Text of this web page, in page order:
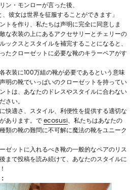
ン・モンローが言った後、
、彼女は世界を征服することができます」
トを作り、私たちは声明に完全に同意しま
な衣装の上にあるアクセサリーとチェリーの
ックスとスタイルを補完することになると、
たクローゼットに必要な靴のキラーペアがす
衣装に100万組の靴が必要であるという意味
明の靴でいっぱいのクローゼットを持ってい
トは、あなたのドレスやスタイルに合わない
さい。
快適さ、スタイル、利便性を提供する適切な
あります。でecosusi、私たちはあなたの
類の靴の難問に不可解に魔法の靴をユニーク
ゼットに入れるべき靴の一般的なペアのリス
まで投稿を読み続けて、あなたのスタイルに